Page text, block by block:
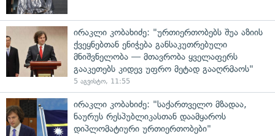
ირაკლი კობახიძე: "ურთიერთობებს შუა აზიის
ქვეყნებთან ენიჭება განსაკუთრებული
მნიშვნელობა — მთავრობა ყველაფერს
გააკეთებს კიდევ უფრო მეტად გააღრმაოს"
5 აგვისტო, 11:55
ირაკლი კობახიძე: "საქართველო მზადაა,
ნაურუს რესპუბლიკასთან დაამყაროს
დიპლომატიური ურთიერთობები"